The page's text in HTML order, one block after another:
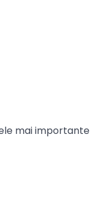
mai importante